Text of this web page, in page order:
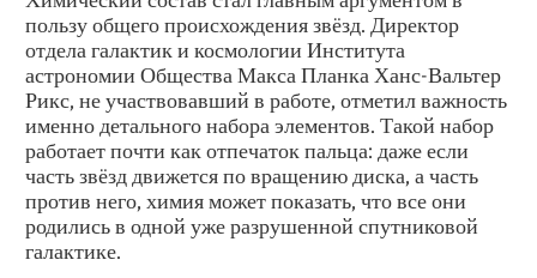
пользу общего происхождения звёзд. Директор
отдела галактик и космологии Института
астрономии Общества Макса Планка Ханс-Вальтер
Рикс, не участвовавший в работе, отметил важность
именно детального набора элементов. Такой набор
работает почти как отпечаток пальца: даже если
часть звёзд движется по вращению диска, а часть
против него, химия может показать, что все они
родились в одной уже разрушенной спутниковой
галактике.